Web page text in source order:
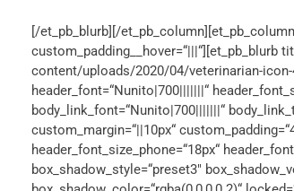
[/et_pb_blurb][/
custom_padding__hover=“|||“][et_pb_blurb
content/uploads/2020/04/veterinarian-icon-
header_font=“Nunito|700|||||||“
body_link_font=“Nunito|700|||||||“
custom_margin=“||10px“
header_font_size_phone=“18px“
box_shadow_style=“preset3″